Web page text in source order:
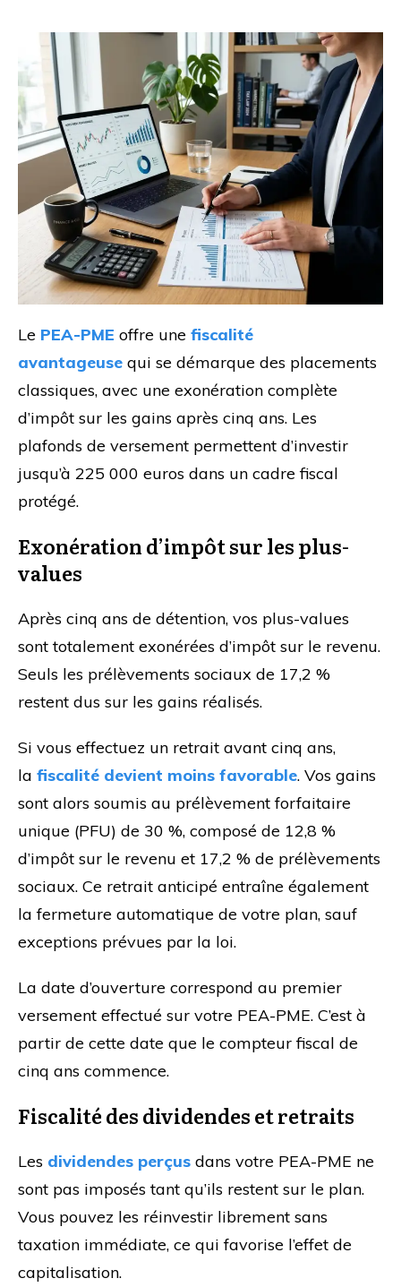
Le PEA-PME offre une fiscalité
avantageuse qui se démarque des placements
classiques, avec une exonération complète
d’impôt sur les gains après cinq ans. Les
plafonds de versement permettent d’investir
jusqu’à 225 000 euros dans un cadre fiscal
protégé.
Exonération d’impôt sur les plus-
values
Après cinq ans de détention, vos plus-values
sont totalement exonérées d’impôt sur le revenu.
Seuls les prélèvements sociaux de 17,2 %
restent dus sur les gains réalisés.
Si vous effectuez un retrait avant cinq ans,
la fiscalité devient moins favorable. Vos gains
sont alors soumis au prélèvement forfaitaire
unique (PFU) de 30 %, composé de 12,8 %
d’impôt sur le revenu et 17,2 % de prélèvements
sociaux. Ce retrait anticipé entraîne également
la fermeture automatique de votre plan, sauf
exceptions prévues par la loi.
La date d’ouverture correspond au premier
versement effectué sur votre PEA-PME. C’est à
partir de cette date que le compteur fiscal de
cinq ans commence.
Fiscalité des dividendes et retraits
Les dividendes perçus dans votre PEA-PME ne
sont pas imposés tant qu’ils restent sur le plan.
Vous pouvez les réinvestir librement sans
taxation immédiate, ce qui favorise l’effet de
capitalisation.